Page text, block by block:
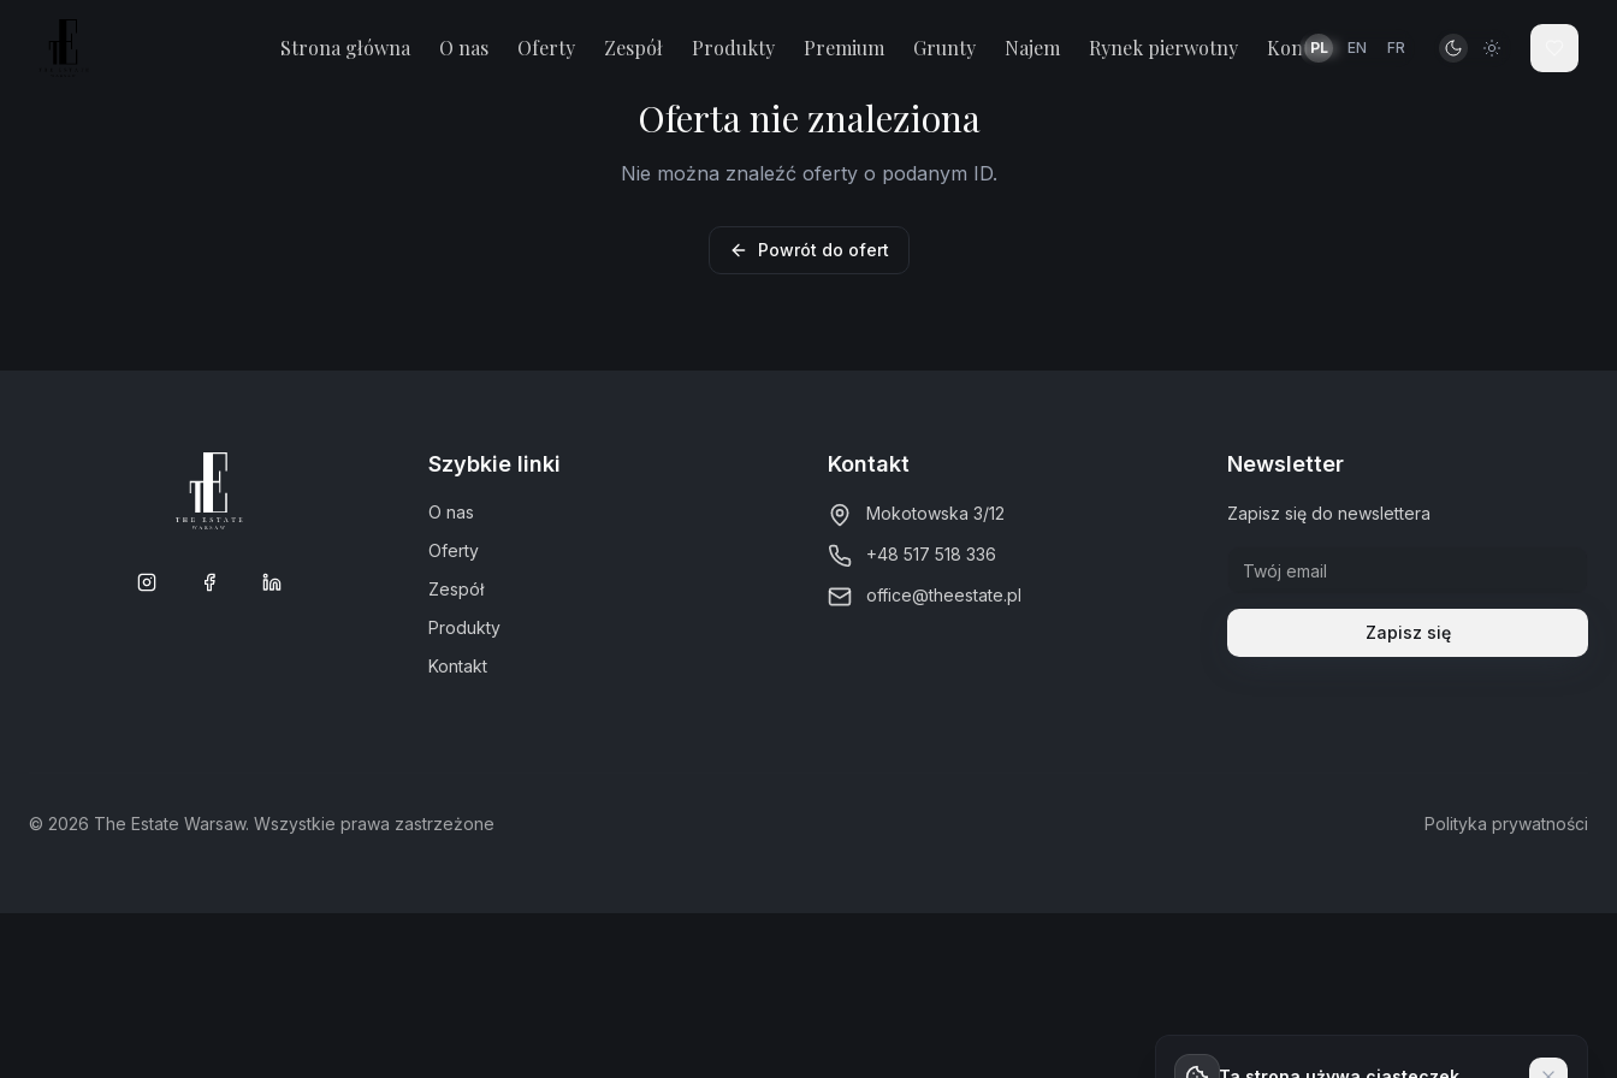
Strona główna O nas Oferty Zespół Produkty Premium Grunty Najem Rynek pierwotny Kontakt
PL EN FR
Oferta nie znaleziona
Nie można znaleźć oferty o podanym ID.
Powrót do ofert
Szybkie linki
O nas
Oferty
Zespół
Produkty
Kontakt
Kontakt
Mokotowska 3/12
+48 517 518 336
office@theestate.pl
Newsletter
Zapisz się do newslettera
Zapisz się
© 2026 The Estate Warsaw. Wszystkie prawa zastrzeżone Polityka prywatności